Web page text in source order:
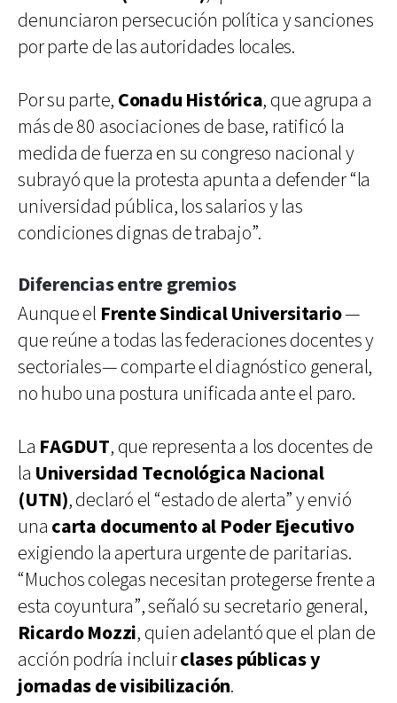
denunciaron persecución política y sanciones
por parte de las autoridades locales.
Por su parte, Conadu Histórica, que agrupa a
más de 80 asociaciones de base, ratificó la
medida de fuerza en su congreso nacional y
subrayó que la protesta apunta a defender “la
universidad pública, los salarios y las
condiciones dignas de trabajo”.
Diferencias entre gremios
Aunque el Frente Sindical Universitario—
que reúne a todas las federaciones docentes y
sectoriales— comparte el diagnóstico general,
no hubo una postura unificada ante el paro.
La FAGDUT, que representa a los docentes de
la Universidad Tecnológica Nacional
(UTN), declaró el “estado de alerta” y envió
una carta documento al Poder Ejecutivo
exigiendo la apertura urgente de paritarias.
“Muchos colegas necesitan protegerse frente a
esta coyuntura”, señaló su secretario general,
Ricardo Mozzi, quien adelantó que el plan de
acción podría incluirclases públicas y
jornadas de visibilización.